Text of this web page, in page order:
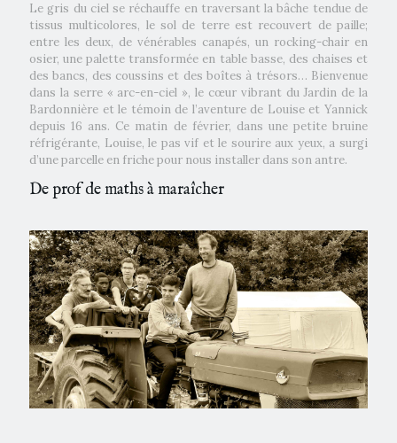
Le gris du ciel se réchauffe en traversant la bâche tendue de
tissus multicolores, le sol de terre est recouvert de paille;
entre les deux, de vénérables canapés, un rocking-chair en
osier, une palette transformée en table basse, des chaises et
des bancs, des coussins et des boîtes à trésors… Bienvenue
dans la serre « arc-en-ciel », le cœur vibrant du Jardin de la
Bardonnière et le témoin de l’aventure de Louise et Yannick
depuis 16 ans. Ce matin de février, dans une petite bruine
réfrigérante, Louise, le pas vif et le sourire aux yeux, a surgi
d’une parcelle en friche pour nous installer dans son antre.
De prof de maths à maraîcher